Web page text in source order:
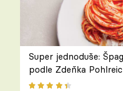
Super jednoduše:
podle Zdeňka